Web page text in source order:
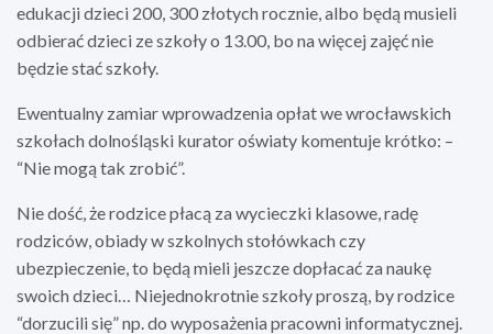
edukacji dzieci 200, 300 złotych rocznie, albo będą musieli
odbierać dzieci ze szkoły o 13.00, bo na więcej zajęć nie
będzie stać szkoły.
Ewentualny zamiar wprowadzenia opłat we wrocławskich
szkołach dolnośląski kurator oświaty komentuje krótko: –
“Nie mogą tak zrobić”.
Nie dość, że rodzice płacą za wycieczki klasowe, radę
rodziców, obiady w szkolnych stołówkach czy
ubezpieczenie, to będą mieli jeszcze dopłacać za naukę
swoich dzieci… Niejednokrotnie szkoły proszą, by rodzice
“dorzucili się” np. do wyposażenia pracowni informatycznej.